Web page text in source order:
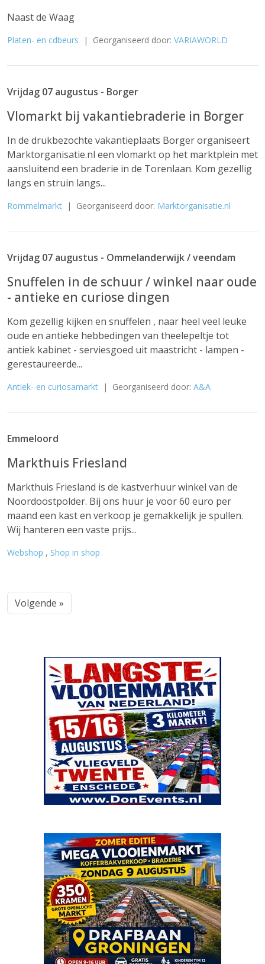
Naast de Waag
Platen- en cdbeurs | Georganiseerd door: VARIAWORLD
Vrijdag 07 augustus - Borger
Vlomarkt bij vakantiebraderie in Borger
In de drukbezochte vakantieplaats Borger organiseert
Marktorganisatie.nl een vlomarkt op het marktplein met
aansluitend een braderie in de Torenlaan. Kom gezellig
langs en struin langs...
Rommelmarkt | Georganiseerd door: Marktorganisatie.nl
Vrijdag 07 augustus - Ommelanderwijk / veendam
Snuffelen in de schuur / winkel naar oude
- antieke en curiose dingen
Kom gezellig kijken en snuffelen , naar heel veel leuke
oude en antieke hebbedingen van theelepeltje tot
antiek kabinet - serviesgoed uit maastricht - lampen -
gerestaureerde...
Antiek- en curiosamarkt | Georganiseerd door: A&A
Emmeloord
Markthuis Friesland
Markthuis Friesland is de kastverhuur winkel van de
Noordoostpolder. Bij ons huur je voor 60 euro per
maand een kast en verkoop je gemakkelijk je spullen.
Wij hanteren een vaste prijs...
Webshop , Shop in shop
Volgende »